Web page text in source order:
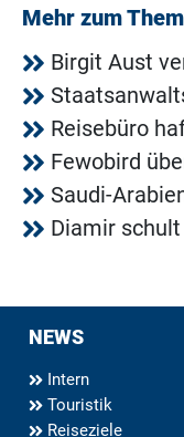
Mehr zum
Birgit Aust
Reisebüro
Fewobird
Saudi-
Diamir
NEWS
Intern
Touristik
Reiseziele